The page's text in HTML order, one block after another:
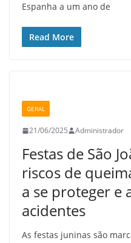
Espanha a um ano de
Read More
GERAL
21/06/2025 Administrador
Festas de São
riscos de
a se proteger e
acidentes
As festas juninas são